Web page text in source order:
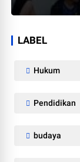
LABEL
Hukum
Pendidikan
budaya